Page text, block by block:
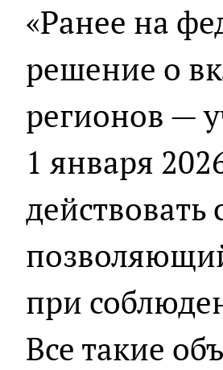
«Ранее на
решение о
регионов —
1 января
при
Все такие